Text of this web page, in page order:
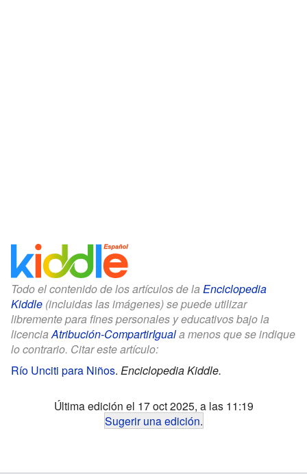
Todo el contenido de los artículos de la Enciclopedia
Kiddle (incluidas las imágenes) se puede utilizar
libremente para fines personales y educativos bajo la
licenciaAtribución-CompartirIguala menos que se indique
lo contrario. Citar este artículo:
Río Unciti para Niños. Enciclopedia Kiddle.
Última edición el 17 oct 2025, a las 11:19
Sugerir una edición.